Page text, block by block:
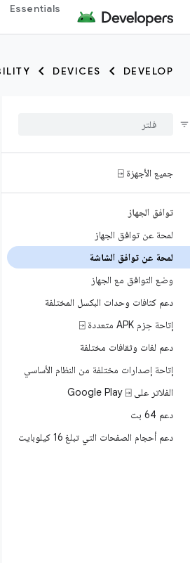
Essentials
DEVELOP
DEVICES
جميع الأجهزة ⍈
توافق الجهاز
لمحة عن توافق الجهاز
لمحة عن توافق الشاشة
وضع التوافق مع الجهاز
دعم كثافات وحدات البكسل المختلفة
إتاحة حِزم APK متعددة ⍈
دعم لغات وثقافات مختلفة
إتاحة إصدارات مختلفة من النظام الأساسي
الفلاتر على Google Play ⍈
دعم 64 بت
دعم أحجام الصفحات التي تبلغ 16 كيلوبايت